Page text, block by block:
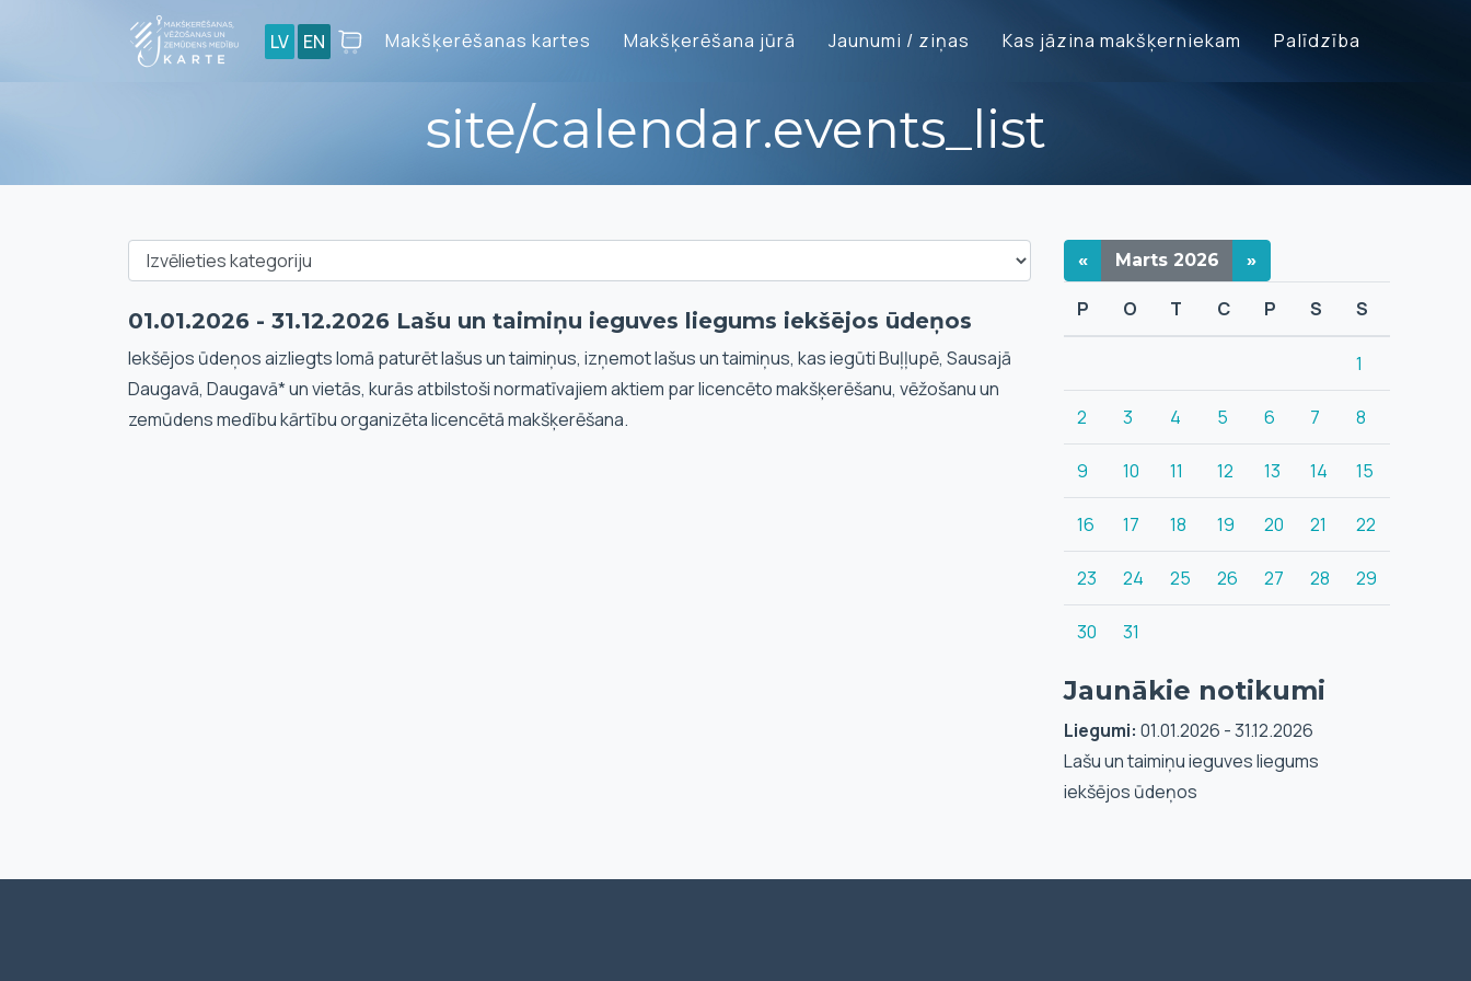
LV EN Makšķerēšanas kartes Makšķerēšana jūrā Jaunumi / ziņas Kas jāzina makšķerniekam Palīdzība
site/calendar.events_list
01.01.2026 - 31.12.2026 Lašu un taimiņu ieguves liegums iekšējos ūdeņos
Iekšējos ūdeņos aizliegts lomā paturēt lašus un taimiņus, izņemot lašus un taimiņus, kas iegūti Buļļupē, Sausajā
Daugavā, Daugavā* un vietās, kurās atbilstoši normatīvajiem aktiem par licencēto makšķerēšanu, vēžošanu un
zemūdens medību kārtību organizēta licencētā makšķerēšana.
« Marts 2026 »
P O T C P S S
1
2 3 4 5 6 7 8
9 10 11 12 13 14 15
16 17 18 19 20 21 22
23 24 25 26 27 28 29
30 31
Jaunākie notikumi
Liegumi: 01.01.2026 - 31.12.2026
Lašu un taimiņu ieguves liegums
iekšējos ūdeņos